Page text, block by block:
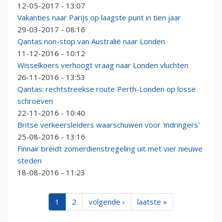
12-05-2017 - 13:07
Vakanties naar Parijs op laagste punt in tien jaar
29-03-2017 - 08:16
Qantas non-stop van Australië naar Londen
11-12-2016 - 10:12
Wisselkoers verhoogt vraag naar Londen vluchten
26-11-2016 - 13:53
Qantas: rechtstreekse route Perth-Londen op losse
schroeven
22-11-2016 - 10:40
Britse verkeersleiders waarschuwen voor 'indringers'
25-08-2016 - 13:16
Finnair breidt zomerdienstregeling uit met vier nieuwe
steden
18-08-2016 - 11:23
1 2 volgende › laatste »